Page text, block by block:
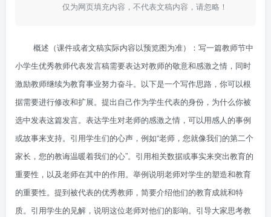
仅为网页填充内容，不代表文稿内容，请忽略！
概述（课件或者文稿实际内容以预览图为准）：写一篇教师节中
小学生优秀教师代表发言稿需要表达对教师的敬意和感激之情，同时
激励教师继续为教育事业努力奋斗。以下是一个写作思路，你可以根
据需要进行修改和扩展。提出自己作为学生代表的身份，为什么你被
选中发表这篇发言。表达学生对老师的感激之情，可以用感人的事例
或故事来支持。引用学生们的心声，例如“老师，您就像我们的第二个
家长，您的教诲温暖着我们的心”。引用相关数据或事实来突出教育的
重要性，以及老师在其中的作用。举例说明老师对学生的塑造和教育
的重要性。提到被代表的优秀教师，简要介绍他们的教育成就和特
质。引用学生的见解，说明这位老师对他们的影响。引导大家思考教